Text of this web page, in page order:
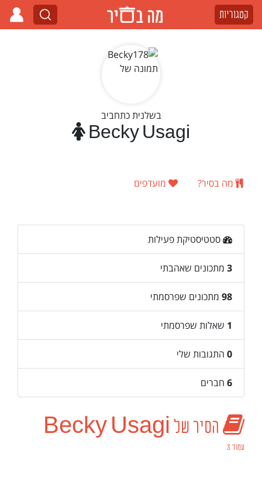
קטגוריות
בשלנית כתחביב
Becky Usagi
מה בסיר? מועדפים
סטטיסטיקת פעילות
3 מתכונים שאהבתי
98 מתכונים שפרסמתי
1 שאלות שפרסמתי
0 התגובות שלי
6 חברים
הסיר של Becky Usagi
עמוד 3